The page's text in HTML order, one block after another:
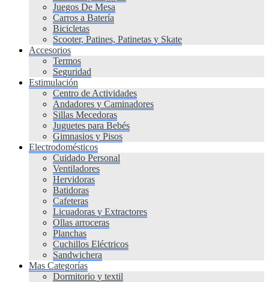
Juegos De Mesa
Carros a Batería
Bicicletas
Scooter, Patines, Patinetas y Skate
Accesorios
Termos
Seguridad
Estimulación
Centro de Actividades
Andadores y Caminadores
Sillas Mecedoras
Juguetes para Bebés
Gimnasios y Pisos
Electrodomésticos
Cuidado Personal
Ventiladores
Hervidoras
Batidoras
Cafeteras
Licuadoras y Extractores
Ollas arroceras
Planchas
Cuchillos Eléctricos
Sandwichera
Mas Categorías
Dormitorio y textil